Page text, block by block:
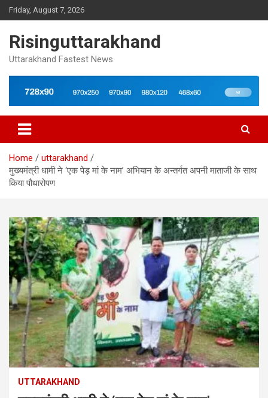
Skip
to
Friday, August 7, 2026
Risinguttarakhand
Uttarakhand Fastest News
Home
uttarakhand
मुख्यमंत्री धामी ने ‘एक पेड़ मां के नाम’ अभियान के अन्तर्गत अपनी माताजी के साथ
किया पौधारोपण
UTTARAKHAND